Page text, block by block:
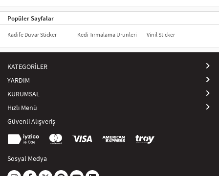
Popüler Sayfalar
Kadife Duvar Sticker Kedi Tırmalama Ürünleri Vinil Sticker
KATEGORİLER
YARDIM
KURUMSAL
Hızlı Menü
Güvenli Alışveriş
Sosyal Medya